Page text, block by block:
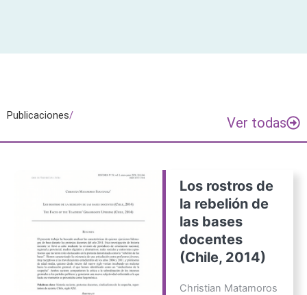
Publicaciones/ Ver todas
Los rostros de
la rebelión de
las bases
docentes
(Chile, 2014)
Christian Matamoros